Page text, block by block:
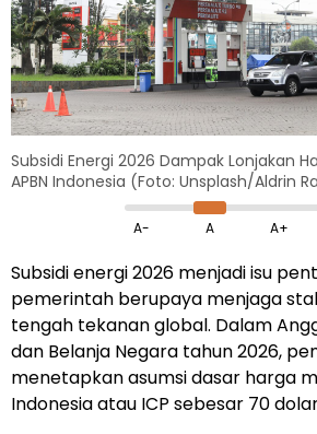
Subsidi Energi 2026 Dampak Lonjakan
APBN Indonesia (Foto: Unsplash/Aldrin
A- A A+
Subsidi energi 2026 menjadi isu
pemerintah berupaya menjaga
tengah tekanan global. Dalam
dan Belanja Negara tahun 2026,
menetapkan asumsi dasar harga
Indonesia atau ICP sebesar 70